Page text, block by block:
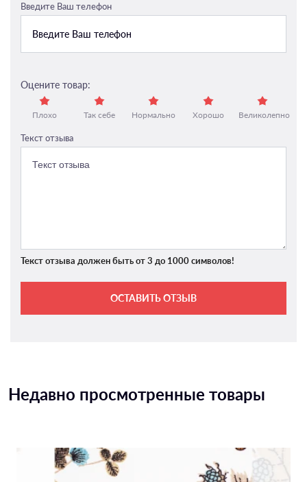
Введите Ваш телефон
Оцените товар:
Плохо Так себе Нормально Хорошо Великолепно
Текст отзыва
Текст отзыва должен быть от 3 до 1000 символов!
ОСТАВИТЬ ОТЗЫВ
Недавно просмотренные товары